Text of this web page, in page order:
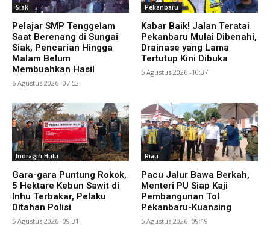
Siak
Pelajar SMP Tenggelam
Saat Berenang di Sungai
Siak, Pencarian Hingga
Malam Belum
Membuahkan Hasil
6 Agustus 2026 -07:53
Pekanbaru
Kabar Baik! Jalan Teratai
Pekanbaru Mulai Dibenahi,
Drainase yang Lama
Tertutup Kini Dibuka
5 Agustus 2026 -10:37
Indragiri Hulu
Gara-gara Puntung Rokok,
5 Hektare Kebun Sawit di
Inhu Terbakar, Pelaku
Ditahan Polisi
5 Agustus 2026 -09:31
Riau
Pacu Jalur Bawa Berkah,
Menteri PU Siap Kaji
Pembangunan Tol
Pekanbaru-Kuansing
5 Agustus 2026 -09:19